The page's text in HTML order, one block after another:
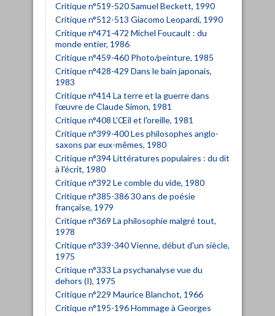
Critique n°519-520 Samuel Beckett, 1990
Critique n°512-513 Giacomo Leopardi, 1990
Critique n°471-472 Michel Foucault : du
monde entier, 1986
Critique n°459-460 Photo/peinture, 1985
Critique n°428-429 Dans le bain japonais,
1983
Critique n°414 La terre et la guerre dans
l'œuvre de Claude Simon, 1981
Critique n°408 L'Œil et l'oreille, 1981
Critique n°399-400 Les philosophes anglo-
saxons par eux-mêmes, 1980
Critique n°394 Littératures populaires : du dit
à l'écrit, 1980
Critique n°392 Le comble du vide, 1980
Critique n°385-386 30 ans de poésie
française, 1979
Critique n°369 La philosophie malgré tout,
1978
Critique n°339-340 Vienne, début d'un siècle,
1975
Critique n°333 La psychanalyse vue du
dehors (I), 1975
Critique n°229 Maurice Blanchot, 1966
Critique n°195-196 Hommage à Georges